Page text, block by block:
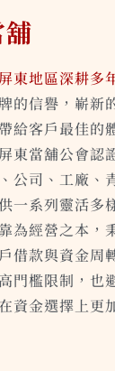
東地區深耕多
的信譽，嶄新
給客戶最佳的
東當舖公會認
公司、工廠、
一系列靈活多
為經營之本，
借款與資金周
門檻限制，也
資金選擇上更